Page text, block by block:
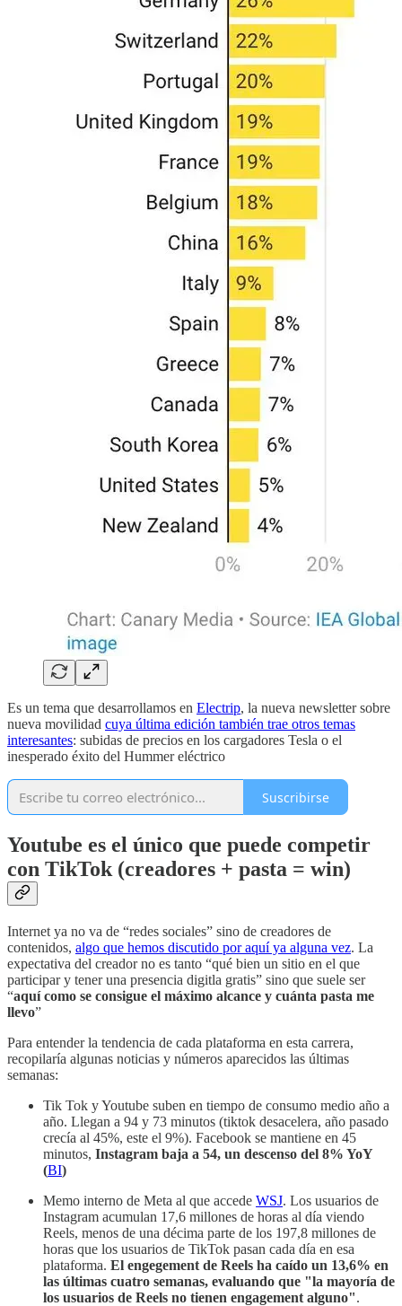
Es un tema que desarrollamos en Electrip, la nueva newsletter sobre
nueva movilidad cuya última edición también trae otros temas
interesantes: subidas de precios en los cargadores Tesla o el
inesperado éxito del Hummer eléctrico
Suscribirse
Youtube es el único que puede competir
con TikTok (creadores + pasta = win)
Internet ya no va de “redes sociales” sino de creadores de
contenidos, algo que hemos discutido por aquí ya alguna vez. La
expectativa del creador no es tanto “qué bien un sitio en el que
participar y tener una presencia digitla gratis” sino que suele ser
“aquí como se consigue el máximo alcance y cuánta pasta me
llevo”
Para entender la tendencia de cada plataforma en esta carrera,
recopilaría algunas noticias y números aparecidos las últimas
semanas:
Tik Tok y Youtube suben en tiempo de consumo medio año a
año. Llegan a 94 y 73 minutos (tiktok desacelera, año pasado
crecía al 45%, este el 9%). Facebook se mantiene en 45
minutos, Instagram baja a 54, un descenso del 8% YoY
(BI)
Memo interno de Meta al que accede WSJ. Los usuarios de
Instagram acumulan 17,6 millones de horas al día viendo
Reels, menos de una décima parte de los 197,8 millones de
horas que los usuarios de TikTok pasan cada día en esa
plataforma. El engegement de Reels ha caído un 13,6% en
las últimas cuatro semanas, evaluando que "la mayoría de
los usuarios de Reels no tienen engagement alguno".